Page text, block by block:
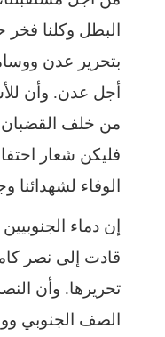
البطل وكلنا
بتحرير عدن
أجل عدن. وأن
من خلف القضبان،
فليكن شعار
الوفاء لشهدائنا
إن دماء
قادت إلى نصر
تحريرها. وأن
الصف الجنوبي